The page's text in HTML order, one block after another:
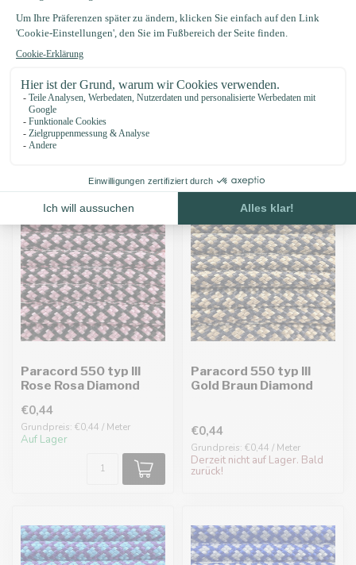
Paracord 550 typ III
€0,44
Grundpreis: €0,44 / Meter
Auf Lager
Paracord 550 typ III
€0,44
Grundpreis: €0,44 / Meter
Paracord 550 typ III
Rose Rosa Diamond
€0,44
Grundpreis: €0,44 / Meter
Auf Lager
Paracord 550 typ III
Gold Braun Diamond
€0,44
Grundpreis: €0,44 / Meter
Derzeit nicht auf Lager. Bald
zurück!